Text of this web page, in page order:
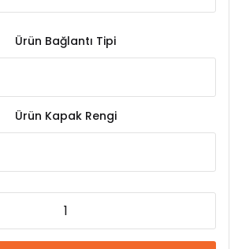
Ürün Bağlantı Tipi
Ürün Kapak Rengi